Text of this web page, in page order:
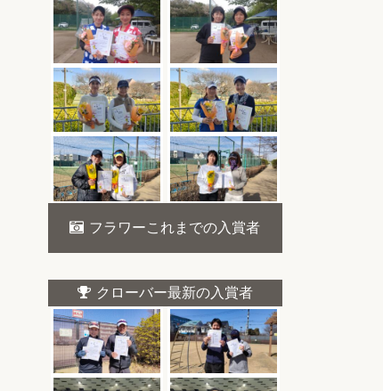
フラワーこれまでの入賞者
クローバー最新の入賞者